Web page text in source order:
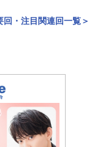
・注目関連回一覧＞